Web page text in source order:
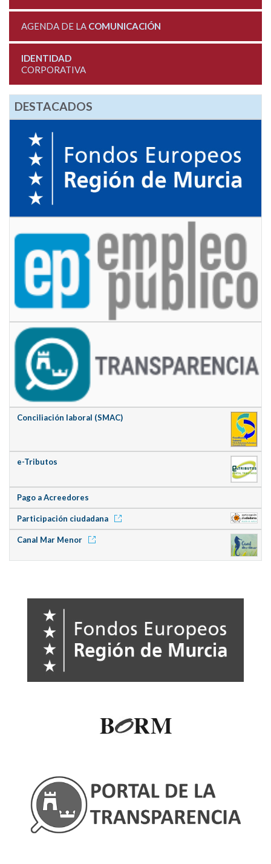
AGENDA DE LA COMUNICACIÓN
IDENTIDAD
CORPORATIVA
DESTACADOS
Conciliación laboral (SMAC)
e-Tributos
Pago a Acreedores
Participación ciudadana
Canal Mar Menor